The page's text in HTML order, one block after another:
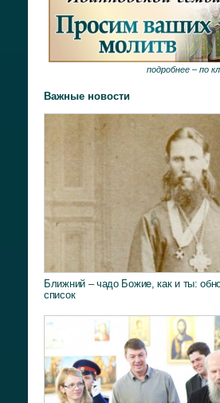
подробнее – по
Важные новости
Ближний – чадо Божие, как и ты:
список